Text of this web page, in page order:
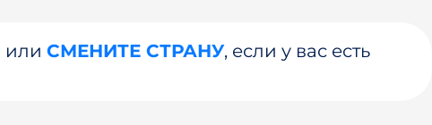
или СМЕНИТЕ СТРАНУ, если у вас есть